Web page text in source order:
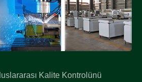
Kalite Kontrolünü